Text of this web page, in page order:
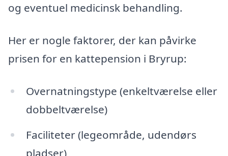
og eventuel medicinsk behandling.
Her er nogle faktorer, der kan påvirke
prisen for en kattepension i Bryrup:
Overnatningstype (enkeltværelse eller
dobbeltværelse)
Faciliteter (legeområde, udendørs
pladser)